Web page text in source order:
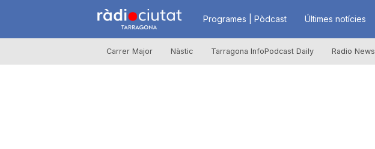
R
à
Programes | Pòdcast Últimes notícies
Carrer Major Nàstic Tarragona InfoPodcast Daily Radio News